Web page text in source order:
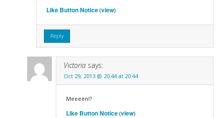
Like Button Notice(view)
Reply
Victoria says:
Oct 29, 2013 @ 20:44 at 20:44
Meeeen!?
Like Button Notice(view)